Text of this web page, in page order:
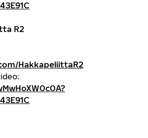
R2
HakkapeliittaR2